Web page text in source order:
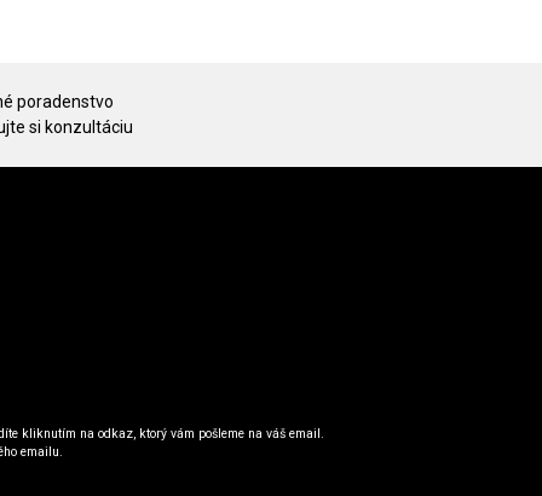
poradenstvo
si konzultáciu
kliknutím na odkaz, ktorý vám pošleme na váš email.
emailu.